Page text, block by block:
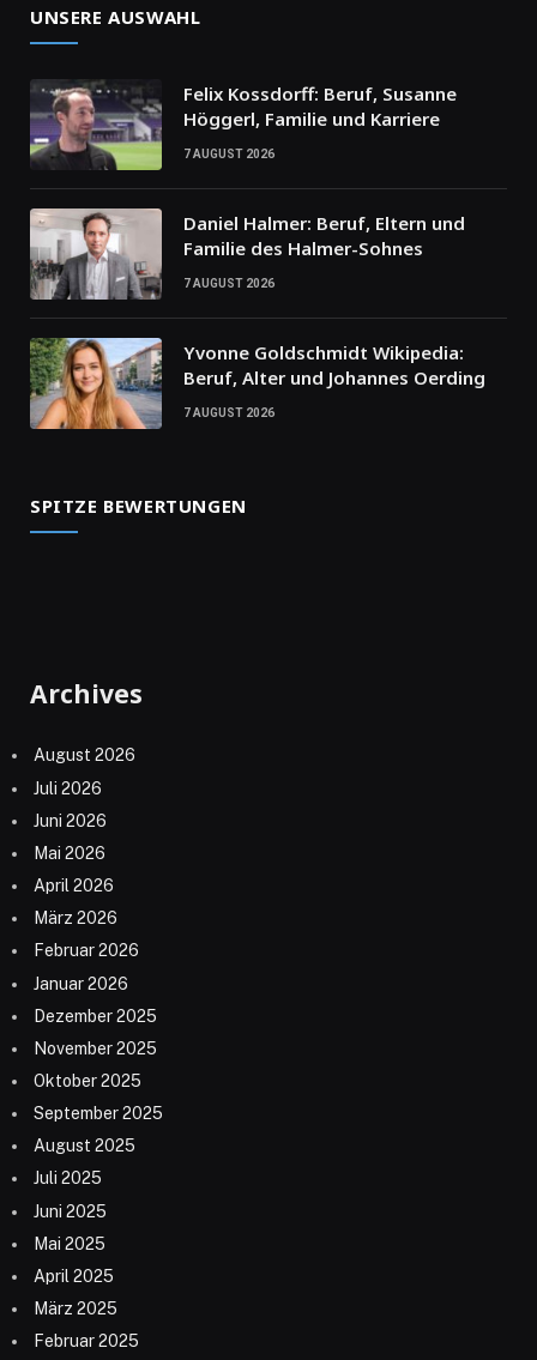
UNSERE AUSWAHL
Felix Kossdorff: Beruf, Susanne
Höggerl, Familie und Karriere
7 AUGUST 2026
Daniel Halmer: Beruf, Eltern und
Familie des Halmer-Sohnes
7 AUGUST 2026
Yvonne Goldschmidt Wikipedia:
Beruf, Alter und Johannes Oerding
7 AUGUST 2026
SPITZE BEWERTUNGEN
Archives
August 2026
Juli 2026
Juni 2026
Mai 2026
April 2026
März 2026
Februar 2026
Januar 2026
Dezember 2025
November 2025
Oktober 2025
September 2025
August 2025
Juli 2025
Juni 2025
Mai 2025
April 2025
März 2025
Februar 2025